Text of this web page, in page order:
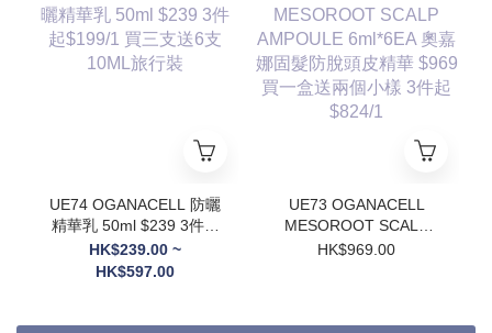
UE74 OGANACELL 防曬
精華乳 50ml $239 3件起
$199/1 買三支送6支
10ML旅行裝
HK$239.00 ~
HK$597.00
UE73 OGANACELL
MESOROOT SCALP
AMPOULE 6ml*6EA 奧
HK$969.00